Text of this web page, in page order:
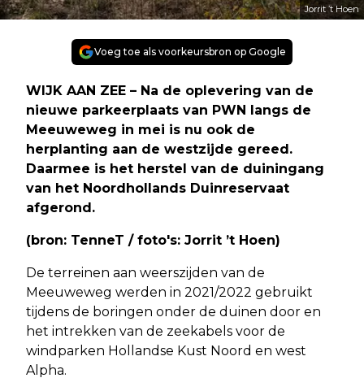
Jorrit ’t Hoen
Voeg toe als voorkeursbron op Google
WIJK AAN ZEE – Na de oplevering van de
nieuwe parkeerplaats van PWN langs de
Meeuweweg in mei is nu ook de
herplanting aan de westzijde gereed.
Daarmee is het herstel van de duiningang
van het Noordhollands Duinreservaat
afgerond.
(bron: TenneT / foto's: Jorrit ’t Hoen)
De terreinen aan weerszijden van de
Meeuweweg werden in 2021/2022 gebruikt
tijdens de boringen onder de duinen door en
het intrekken van de zeekabels voor de
windparken Hollandse Kust Noord en west
Alpha.